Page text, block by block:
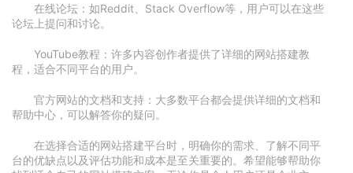
在线论坛：如Reddit、Stack Overflow等，用户可以在这些
论坛上提问和讨论。
YouTube教程：许多内容创作者提供了详细的网站搭建教
程，适合不同平台的用户。
官方网站的文档和支持：大多数平台都会提供详细的文档和
帮助中心，可以解答你的疑问。
在选择合适的网站搭建平台时，明确你的需求、了解不同平
台的优缺点以及评估功能和成本是至关重要的。希望能够帮助你